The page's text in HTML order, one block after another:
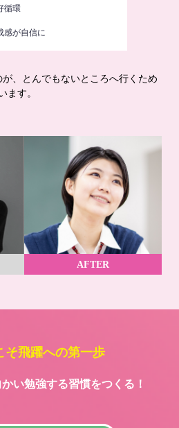
循環
感が自信に
、とんでもないところへ行くため
ます。
AFTER
そ飛躍への第一歩
い勉強する習慣をつくる！